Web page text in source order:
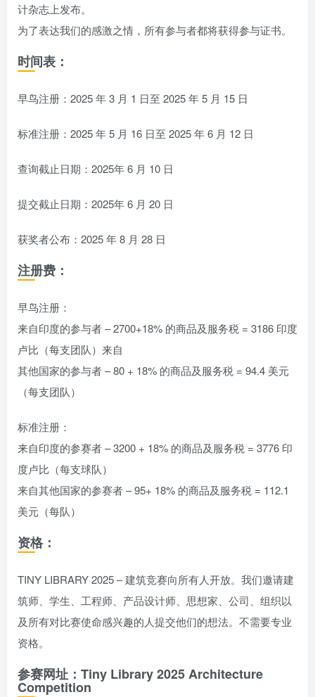
计杂志上发布。
为了表达我们的感激之情，所有参与者都将获得参与证书。
时间表：
早鸟注册：2025 年 3 月 1 日至 2025 年 5 月 15 日
标准注册：2025 年 5 月 16 日至 2025 年 6 月 12 日
查询截止日期：2025年 6 月 10 日
提交截止日期：2025年 6 月 20 日
获奖者公布：2025 年 8 月 28 日
注册费：
早鸟注册：
来自印度的参与者 – 2700+18% 的商品及服务税 = 3186 印度
卢比（每支团队）来自
其他国家的参与者 – 80 + 18% 的商品及服务税 = 94.4 美元
（每支团队）
标准注册：
来自印度的参赛者 – 3200 + 18% 的商品及服务税 = 3776 印
度卢比（每支球队）
来自其他国家的参赛者 – 95+ 18% 的商品及服务税 = 112.1
美元（每队）
资格：
TINY LIBRARY 2025 – 建筑竞赛向所有人开放。我们邀请建
筑师、学生、工程师、产品设计师、思想家、公司、组织以
及所有对比赛使命感兴趣的人提交他们的想法。不需要专业
资格。
参赛网址：Tiny Library 2025 Architecture
Competition